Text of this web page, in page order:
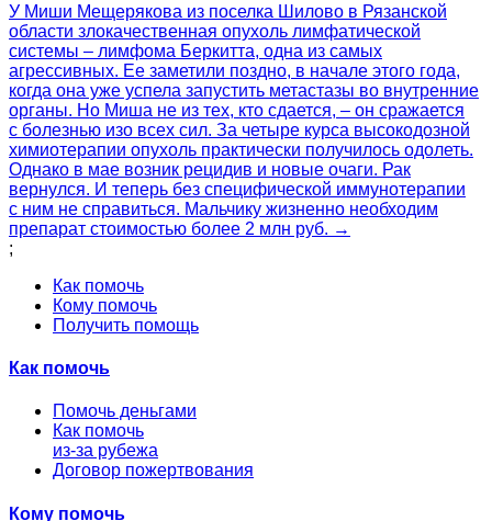
У Миши Мещерякова из поселка Шилово в Рязанской
области злокачественная опухоль лимфатической
системы – лимфома Беркитта, одна из самых
агрессивных. Ее заметили поздно, в начале этого года,
когда она уже успела запустить метастазы во внутренние
органы. Но Миша не из тех, кто сдается, – он сражается
с болезнью изо всех сил. За четыре курса высокодозной
химиотерапии опухоль практически получилось одолеть.
Однако в мае возник рецидив и новые очаги. Рак
вернулся. И теперь без специфической иммунотерапии
с ним не справиться. Мальчику жизненно необходим
препарат стоимостью более 2 млн руб. →
;
Как помочь
Кому помочь
Получить помощь
Как помочь
Помочь деньгами
Как помочь
из-за рубежа
Договор пожертвования
Кому помочь